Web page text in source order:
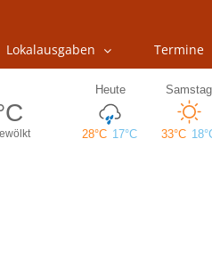
Lokalausgaben Termine